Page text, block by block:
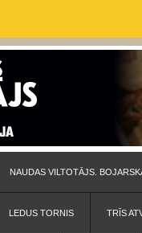
NAUDAS VILTOTĀJS.
LEDUS TORNIS TRĪS